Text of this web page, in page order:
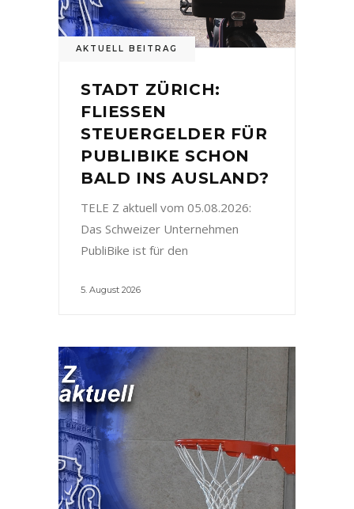
AKTUELL BEITRAG
STADT ZÜRICH:
FLIESSEN
STEUERGELDER FÜR
PUBLIBIKE SCHON
BALD INS AUSLAND?
TELE Z aktuell vom 05.08.2026:
Das Schweizer Unternehmen
PubliBike ist für den
5. August 2026